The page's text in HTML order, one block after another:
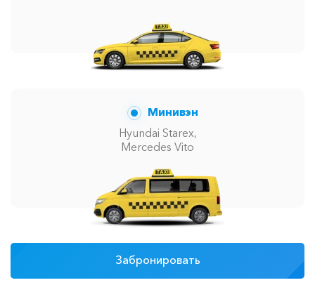
Минивэн
Hyundai Starex,
Mercedes Vito
Забронировать